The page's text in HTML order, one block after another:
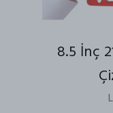
8.5 İnç